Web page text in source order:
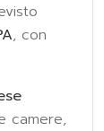
, con
camere,